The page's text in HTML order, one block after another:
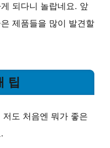
되다니 놀랍네요. 앞
제품들을 많이 발견할
팁
도 처음엔 뭐가 좋은